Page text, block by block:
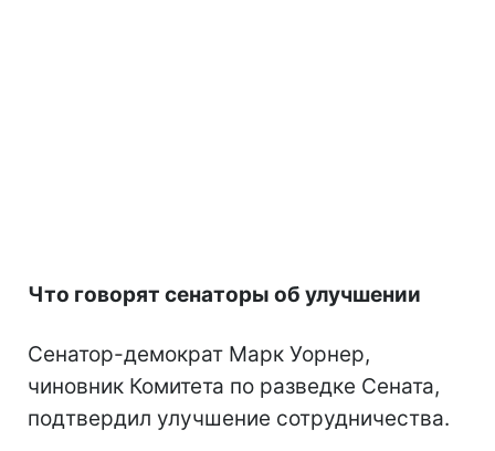
Что говорят сенаторы об улучшении
Сенатор-демократ Марк Уорнер,
чиновник Комитета по разведке Сената,
подтвердил улучшение сотрудничества.